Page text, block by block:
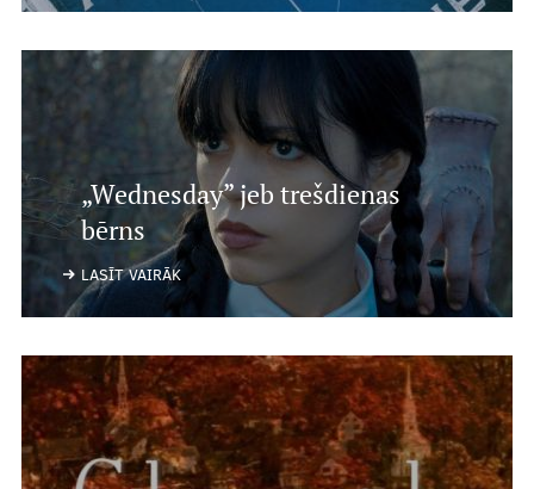
Notikumi
Mūsu cilvēki
Ētikas kodekss
Mediju studija
.
„Wednesday” jeb trešdienas
bērns
LASĪT VAIRĀK